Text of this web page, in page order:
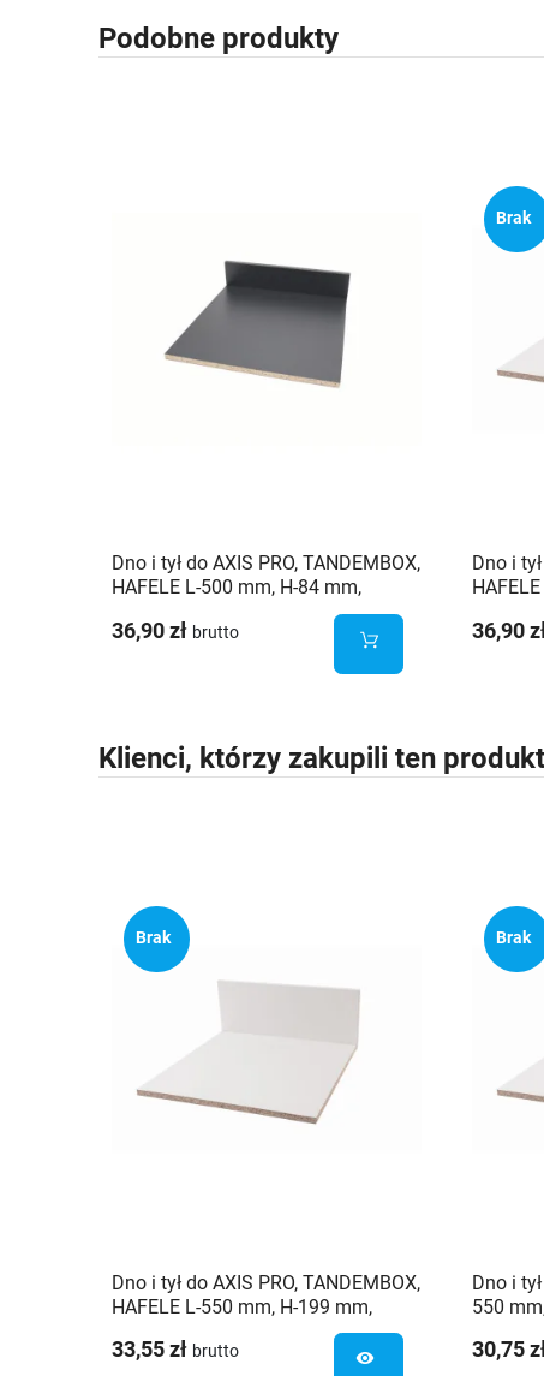
Podobne produkty
Dno i tył do AXIS PRO, TANDEMBOX,
HAFELE L-500 mm, H-84 mm,
36,90 zł brutto
Brak
Dno i
36,90
Klienci, którzy zakupili ten
Brak
Dno i tył do AXIS PRO, TANDEMBOX,
HAFELE L-550 mm, H-199 mm,
33,55 zł brutto visibility
Brak
Dno i
550
30,75